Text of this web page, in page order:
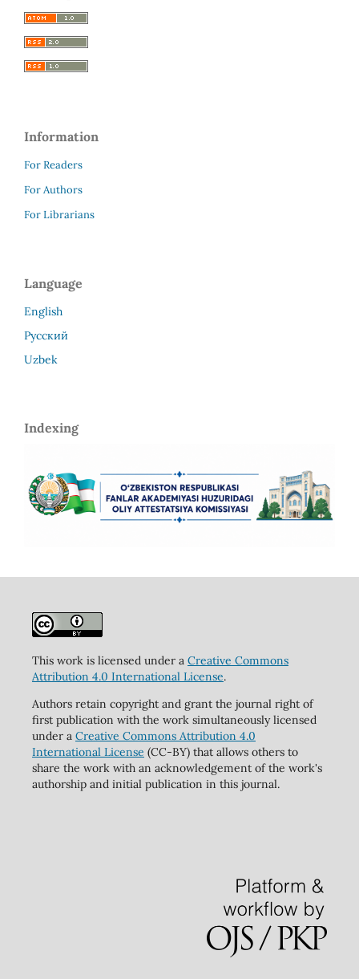
Information
For Readers
For Authors
For Librarians
Language
English
Русский
Uzbek
Indexing
This work is licensed under a Creative Commons
Attribution 4.0 International License.
Authors retain copyright and grant the journal right of
first publication with the work simultaneously licensed
under a Creative Commons Attribution 4.0
International License (CC-BY) that allows others to
share the work with an acknowledgement of the work's
authorship and initial publication in this journal.